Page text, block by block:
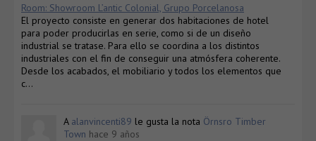
Room: Showroom L’antic Colonial, Grupo Porcelanosa
El proyecto consiste en generar dos habitaciones de hotel
para poder producirlas en serie, como si de un diseño
industrial se tratase. Para ello se coordina a los distintos
industriales con el fin de conseguir una atmósfera coherente.
Desde los acabados, el mobiliario y todos los elementos que
c…
A alanvincenti89 le gusta la nota Örnsro Timber
Town hace 9 años